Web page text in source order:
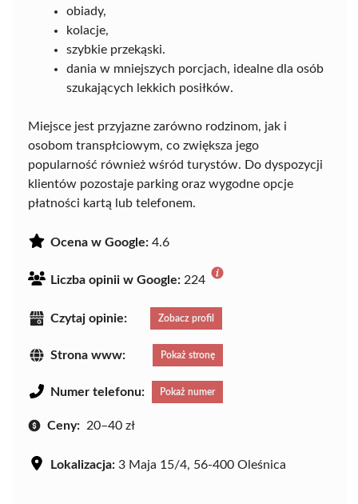
obiady,
kolacje,
szybkie przekąski.
dania w mniejszych porcjach, idealne dla osób
szukających lekkich posiłków.
Miejsce jest przyjazne zarówno rodzinom, jak i
osobom transpłciowym, co zwiększa jego
popularność również wśród turystów. Do dyspozycji
klientów pozostaje parking oraz wygodne opcje
płatności kartą lub telefonem.
Ocena w Google: 4.6
Liczba opinii w Google: 224
Czytaj opinie: Zobacz profil
Strona www: Pokaż stronę
Numer telefonu: Pokaż numer
Ceny: 20–40 zł
Lokalizacja: 3 Maja 15/4, 56-400 Oleśnica